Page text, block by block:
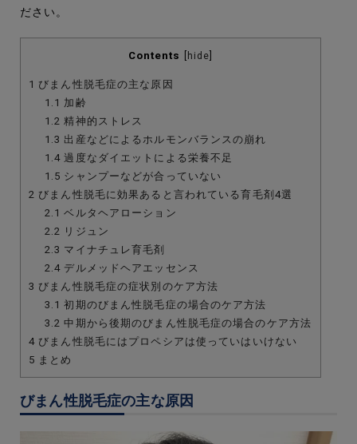
ださい。
Contents hide
1 びまん性脱毛症の主な原因
1.1 加齢
1.2 精神的ストレス
1.3 出産などによるホルモンバランスの崩れ
1.4 過度なダイエットによる栄養不足
1.5 シャンプーなどが合っていない
2 びまん性脱毛に効果あると言われている育毛剤4選
2.1 ベルタヘアローション
2.2 リジュン
2.3 マイナチュレ育毛剤
2.4 デルメッドヘアエッセンス
3 びまん性脱毛症の症状別のケア方法
3.1 初期のびまん性脱毛症の場合のケア方法
3.2 中期から後期のびまん性脱毛症の場合のケア方法
4 びまん性脱毛にはプロペシアは使っていはいけない
5 まとめ
びまん性脱毛症の主な原因